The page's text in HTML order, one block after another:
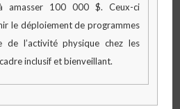
amasser 100 000 $. Ceux-ci
le déploiement de programmes
de l’activité physique chez les
inclusif et bienveillant.